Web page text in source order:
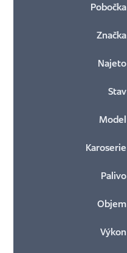
Pobočka
Značka
Najeto
Stav
Model
Karoserie
Palivo
Objem
Výkon